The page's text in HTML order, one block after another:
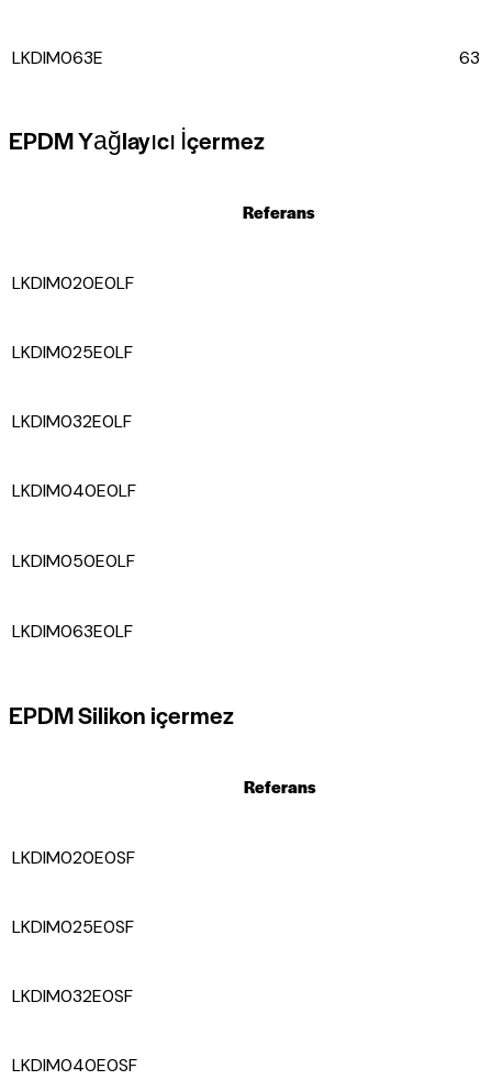
LKDIM063E 63
EPDM Yağlayıcı İçermez
Referans
LKDIM020E0LF
LKDIM025E0LF
LKDIM032E0LF
LKDIM040E0LF
LKDIM050E0LF
LKDIM063E0LF
EPDM Silikon içermez
Referans
LKDIM020E0SF
LKDIM025E0SF
LKDIM032E0SF
LKDIM040E0SF